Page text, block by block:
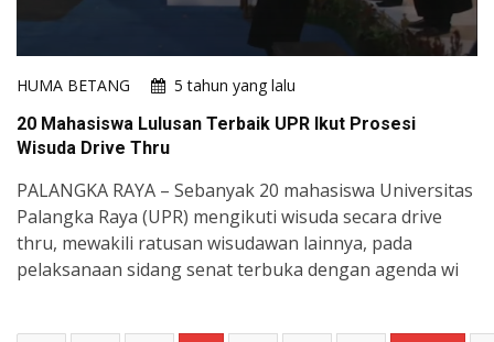
HUMA BETANG
5 tahun yang lalu
20 Mahasiswa Lulusan Terbaik UPR Ikut Prosesi
Wisuda Drive Thru
PALANGKA RAYA – Sebanyak 20 mahasiswa Universitas
Palangka Raya (UPR) mengikuti wisuda secara drive
thru, mewakili ratusan wisudawan lainnya, pada
pelaksanaan sidang senat terbuka dengan agenda wi